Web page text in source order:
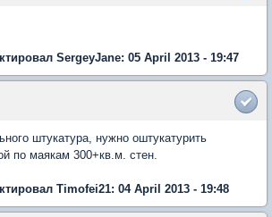
SergeyJane: 05 April 2013 - 19:47
штукатура, нужно оштукатурить
по маякам 300+кв.м. стен.
Timofei21: 04 April 2013 - 19:48